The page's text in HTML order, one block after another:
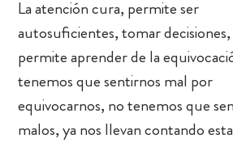
La atención cura, permite ser
autosuficientes, tomar
permite aprender de la
tenemos que sentirnos mal por
equivocarnos, no tenemos que
malos, ya nos llevan contando